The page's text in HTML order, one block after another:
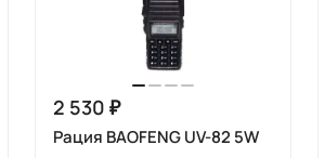
2 530 ₽
Рация BAOFENG UV-82 5W